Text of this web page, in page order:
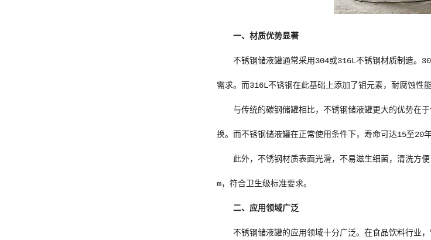
一、材质优势显著
不锈钢储液罐通常采用304或316L不锈钢材质制造。
需求。而316L不锈钢在此基础上添加了钼元素，耐腐蚀性
与传统的碳钢储罐相比，不锈钢储液罐更大的优势在
换。而不锈钢储液罐在正常使用条件下，寿命可达15至20
此外，不锈钢材质表面光滑，不易滋生细菌，清洗方
m，符合卫生级标准要求。
二、应用领域广泛
不锈钢储液罐的应用领域十分广泛。在食品饮料行业